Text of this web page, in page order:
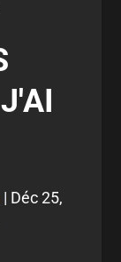
| Déc 25,